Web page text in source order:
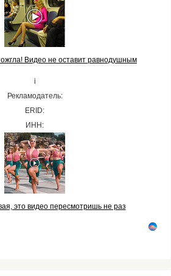
Видео не оставит равнодушным
i
Рекламодатель:
ERID:
ИНН:
это видео пересмотришь не раз